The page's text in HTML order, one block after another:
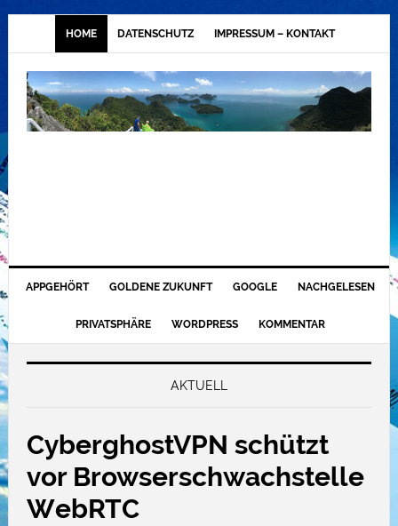
HOME DATENSCHUTZ IMPRESSUM – KONTAKT
APPGEHÖRT GOLDENE ZUKUNFT GOOGLE NACHGELESEN
PRIVATSPHÄRE WORDPRESS KOMMENTAR
AKTUELL
CyberghostVPN schützt
vor Browserschwachstelle
WebRTC